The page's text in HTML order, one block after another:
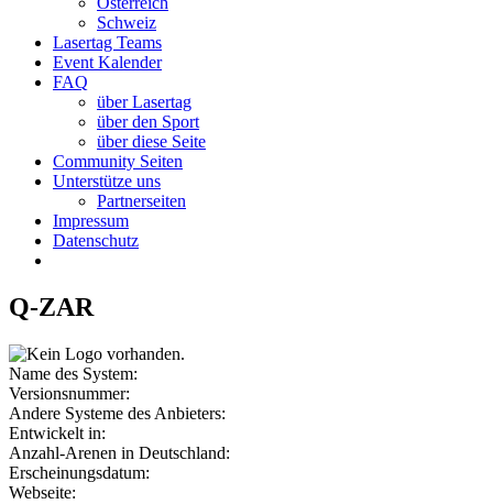
Schweiz
Lasertag Teams
Event Kalender
FAQ
über Lasertag
über den Sport
über diese Seite
Community Seiten
Unterstütze uns
Partnerseiten
Impressum
Datenschutz
Q-ZAR
Name des System:
Versionsnummer:
Andere Systeme des Anbieters:
Entwickelt in:
Anzahl-Arenen in Deutschland:
Erscheinungsdatum:
Webseite: